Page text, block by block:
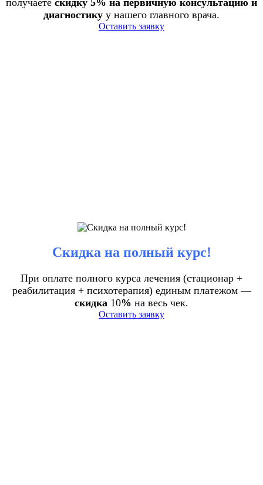
получаете скидку 5% на первичную консультацию и
диагностику у нашего главного врача.
Оставить заявку
Скидка на полный курс!
При оплате полного курса лечения (стационар +
реабилитация + психотерапия) единым платежом —
скидка 10% на весь чек.
Оставить заявку